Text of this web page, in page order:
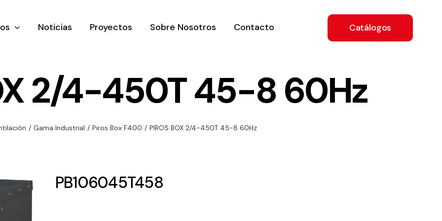
y
de
y
Ventilación
ventilación
Iluminación
Noticias Proyectos Sobre Nosotros Contacto Catálogos
2/4-450T 45-8 60Hz
/ Gama Industrial / Piros Box F400 / PIROS BOX 2/4-450T 45-8 60Hz
PB106045T458